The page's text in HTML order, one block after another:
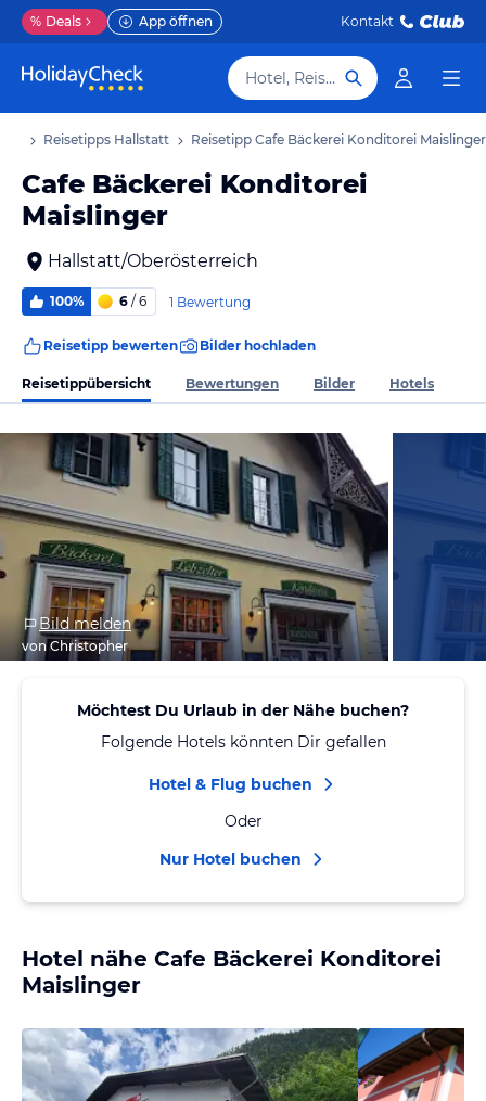
% Deals App öffnen Kontakt
Hotel, Reiseziel
Reisetipps Hallstatt Reisetipp Cafe Bäckerei Konditorei Maislinger
Cafe Bäckerei Konditorei
Maislinger
Hallstatt/Oberösterreich
100% 6 / 6 1 Bewertung
Reisetipp bewerten Bilder hochladen
Reisetippübersicht Bewertungen Bilder Hotels
Bild melden
von Christopher
Möchtest Du Urlaub in der Nähe buchen?
Folgende Hotels könnten Dir gefallen
Hotel & Flug buchen
Oder
Nur Hotel buchen
Hotel nähe Cafe Bäckerei Konditorei
Maislinger